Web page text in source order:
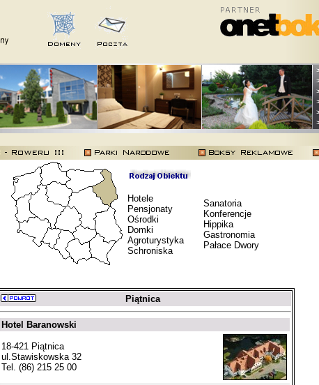
Hotele
Pensjonaty
Ośrodki
Domki
Agroturystyka
Schroniska
Sanatoria
Konferencje
Hippika
Gastronomia
Pałace Dwory
Piątnica
Hotel Baranowski
18-421 Piątnica
ul.Stawiskowska 32
Tel. (86) 215 25 00